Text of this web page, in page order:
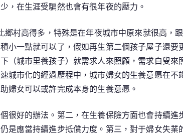
，在生涯受騙然也會有很年夜的壓力。
村高得多，特殊是在年夜城市中原來就很高，
小一點就可以了，假如再生第二個孩子屋子還
（城市里養孩子）就需求人來照顧，需求白叟
城市化的經過歷程中，城市婦女的生養意愿在
婦女可以或許完成本身的生養意愿。
很好的辦法。第二，在生養保險方面也會持續
是應當持續進步抵償力度。第三，對于婦女失